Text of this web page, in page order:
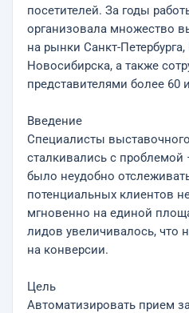
посетителей. За годы
организовала множество
на рынки Санкт-Петербурга,
Новосибирска, а также
представителями более 60
Введение
Специалисты
сталкивались с
было неудобно
потенциальных клиентов
мгновенно на единой
лидов увеличивалось, что
на конверсии.
Цель
Автоматизировать прием